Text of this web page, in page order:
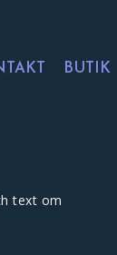
BUTIK
text om